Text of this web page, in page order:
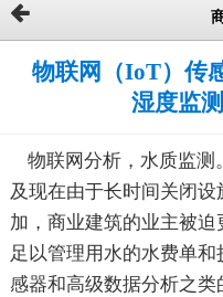
物联网（IoT）传
湿度监
物联网分析，水质监测
及现在由于长时间关闭
加，商业建筑的业主被
足以管理用水的水费单
感器和高级数据分析之类